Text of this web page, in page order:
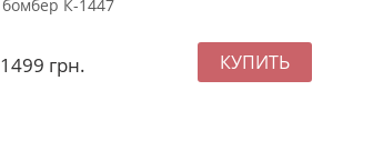
бомбер К-1447
1499 грн.